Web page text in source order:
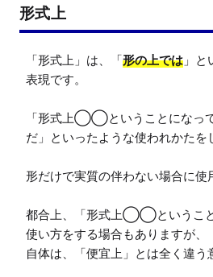
形式上
「形式上」は、「形の上では 」
表現です。
「形式上◯◯ということにな
だ」といったような使われかたを
形だけで実質の伴わない場合に使
都合上、「形式上◯◯ということ
使い方をする場合もありますが、